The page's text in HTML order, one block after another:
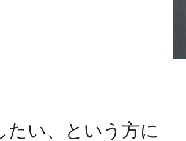
たい、という方に